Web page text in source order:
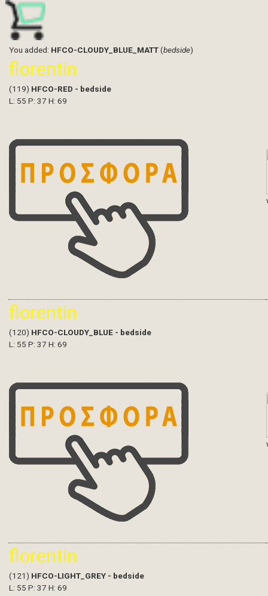
You added: HFCO-CLOUDY_BLUE_MATT(bedside)
florentin
(119) HFCO-RED - bedside
L: 55 P: 37 H: 69
florentin
(120) HFCO-CLOUDY_BLUE - bedside
L: 55 P: 37 H: 69
florentin
(121) HFCO-LIGHT_GREY - bedside
L: 55 P: 37 H: 69